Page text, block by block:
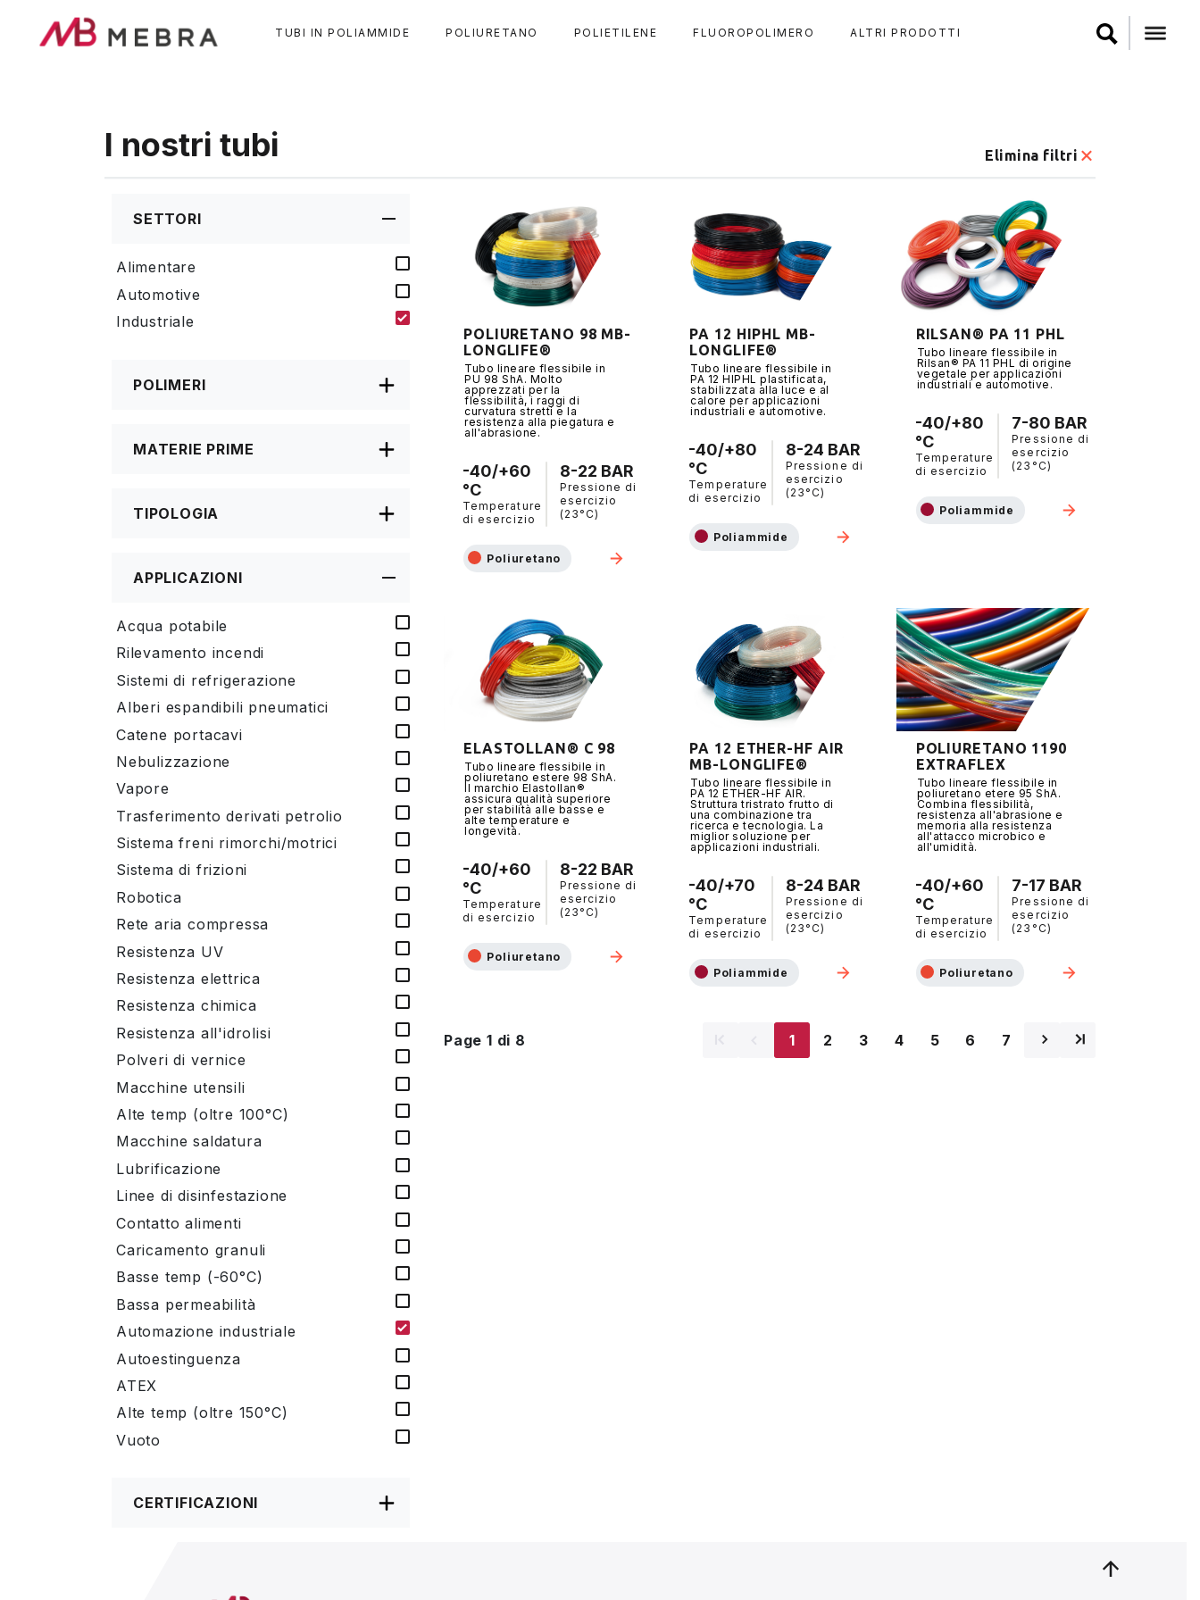
TUBI IN POLIAMMIDE POLIURETANO POLIETILENE FLUOROPOLIMERO ALTRI PRODOTTI
I nostri tubi Elimina filtri
SETTORI
Alimentare
Automotive
Industriale
POLIMERI
MATERIE PRIME
TIPOLOGIA
APPLICAZIONI
Acqua potabile
Rilevamento incendi
Sistemi di refrigerazione
Alberi espandibili pneumatici
Catene portacavi
Nebulizzazione
Vapore
Trasferimento derivati petrolio
Sistema freni rimorchi/motrici
Sistema di frizioni
Robotica
Rete aria compressa
Resistenza UV
Resistenza elettrica
Resistenza chimica
Resistenza all'idrolisi
Polveri di vernice
Macchine utensili
Alte temp (oltre 100°C)
Macchine saldatura
Lubrificazione
Linee di disinfestazione
Contatto alimenti
Caricamento granuli
Basse temp (-60°C)
Bassa permeabilità
Automazione industriale
Autoestinguenza
ATEX
Alte temp (oltre 150°C)
Vuoto
CERTIFICAZIONI
POLIURETANO 98 MB-
LONGLIFE®
Tubo lineare flessibile in
PU 98 ShA. Molto
apprezzati per la
flessibilità, i raggi di
curvatura stretti e la
resistenza alla piegatura e
all'abrasione.
-40/+60
°C
Temperature
di esercizio
8-22 BAR
Pressione di
esercizio
(23°C)
Poliuretano
PA 12 HIPHL MB-
LONGLIFE®
Tubo lineare flessibile in
PA 12 HIPHL plastificata,
stabilizzata alla luce e al
calore per applicazioni
industriali e automotive.
-40/+80
°C
Temperature
di esercizio
8-24 BAR
Pressione di
esercizio
(23°C)
Poliammide
RILSAN® PA 11 PHL
Tubo lineare flessibile in
Rilsan® PA 11 PHL di origine
vegetale per applicazioni
industriali e automotive.
-40/+80
°C
Temperature
di esercizio
7-80 BAR
Pressione di
esercizio
(23°C)
Poliammide
ELASTOLLAN® C 98
Tubo lineare flessibile in
poliuretano estere 98 ShA.
Il marchio Elastollan®
assicura qualità superiore
per stabilità alle basse e
alte temperature e
longevità.
-40/+60
°C
Temperature
di esercizio
8-22 BAR
Pressione di
esercizio
(23°C)
Poliuretano
PA 12 ETHER-HF AIR
MB-LONGLIFE®
Tubo lineare flessibile in
PA 12 ETHER-HF AIR.
Struttura tristrato frutto di
una combinazione tra
ricerca e tecnologia. La
miglior soluzione per
applicazioni industriali.
-40/+70
°C
Temperature
di esercizio
8-24 BAR
Pressione di
esercizio
(23°C)
Poliammide
POLIURETANO 1190
EXTRAFLEX
Tubo lineare flessibile in
poliuretano etere 95 ShA.
Combina flessibilità,
resistenza all'abrasione e
memoria alla resistenza
all'attacco microbico e
all'umidità.
-40/+60
°C
Temperature
di esercizio
7-17 BAR
Pressione di
esercizio
(23°C)
Poliuretano
Page 1 di 8 Pagina attuale
1
Page
2
Page
3
Page
4
Page
5
Page
6
Page
7
Pagina
⌃
Ultima
⌅